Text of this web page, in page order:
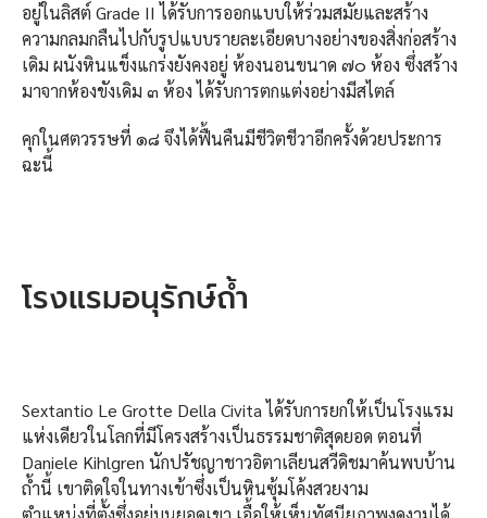
อยู่ในลิสต์ Grade II ได้รับการออกแบบให้ร่วมสมัยและสร้าง
ความกลมกลืนไปกับรูปแบบรายละเอียดบางอย่างของสิ่งก่อสร้าง
เดิม ผนังหินแข็งแกร่งยังคงอยู่ ห้องนอนขนาด ๗๐ ห้อง ซึ่งสร้าง
มาจากห้องขังเดิม ๓ ห้อง ได้รับการตกแต่งอย่างมีสไตล์
คุกในศตวรรษที่ ๑๘ จึงได้ฟื้นคืนมีชีวิตชีวาอีกครั้งด้วยประการ
ฉะนี้
โรงแรมอนุรักษ์ถ้ำ
Sextantio Le Grotte Della Civita ได้รับการยกให้เป็นโรงแรม
แห่งเดียวในโลกที่มีโครงสร้างเป็นธรรมชาติสุดยอด ตอนที่
Daniele Kihlgren นักปรัชญาชาวอิตาเลียนสวีดิชมาค้นพบบ้าน
ถ้ำนี้ เขาติดใจในทางเข้าซึ่งเป็นหินซุ้มโค้งสวยงาม